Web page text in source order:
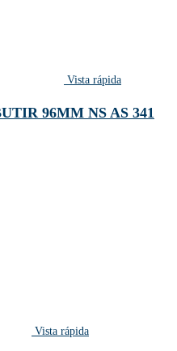
Vista rápida
96MM NS AS 341
Vista rápida